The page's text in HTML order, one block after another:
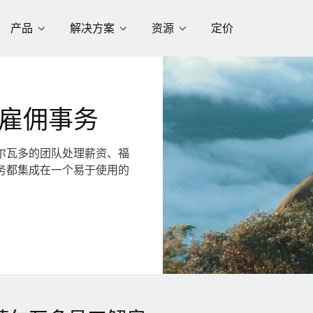
产品 解决方案 资源 定价
佣事务
瓦多的团队处理薪资、福
都集成在一个易于使用的